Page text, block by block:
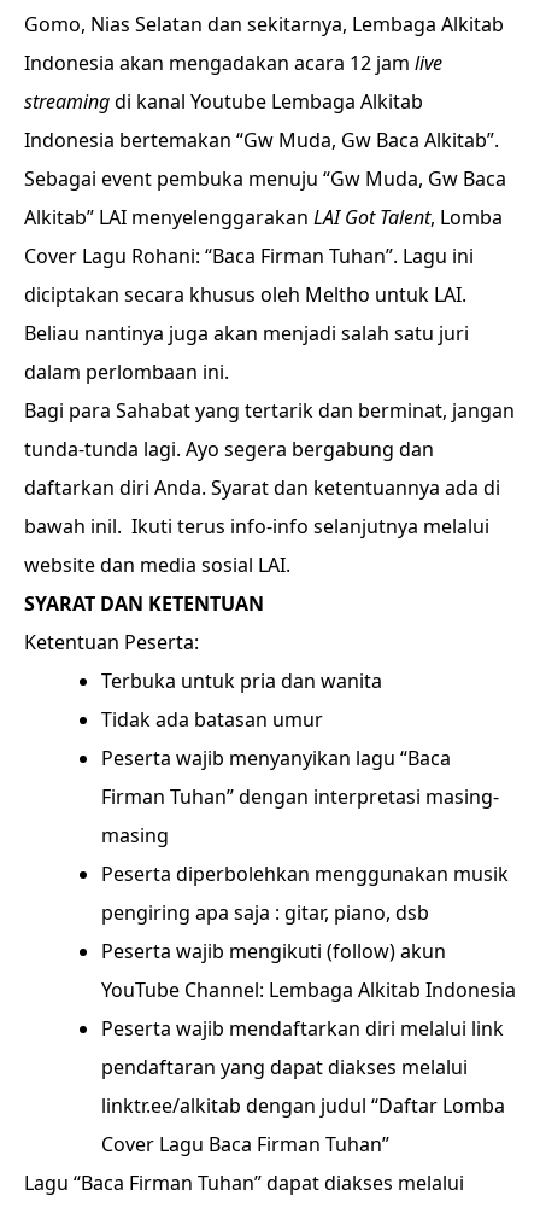
Gomo, Nias Selatan dan sekitarnya, Lembaga Alkitab
Indonesia akan mengadakan acara 12 jam live
streamingdi kanal Youtube Lembaga Alkitab
Indonesia bertemakan “Gw Muda, Gw Baca Alkitab”.
Sebagai event pembuka menuju “Gw Muda, Gw Baca
Alkitab” LAI menyelenggarakan LAI Got Talent, Lomba
Cover Lagu Rohani: “Baca Firman Tuhan”. Lagu ini
diciptakan secara khusus oleh Meltho untuk LAI.
Beliau nantinya juga akan menjadi salah satu juri
dalam perlombaan ini.
Bagi para Sahabat yang tertarik dan berminat, jangan
tunda-tunda lagi. Ayo segera bergabung dan
daftarkan diri Anda. Syarat dan ketentuannya ada di
bawah inil. Ikuti terus info-info selanjutnya melalui
website dan media sosial LAI.
SYARAT DAN KETENTUAN
Ketentuan Peserta:
Terbuka untuk pria dan wanita
Tidak ada batasan umur
Peserta wajib menyanyikan lagu “Baca
Firman Tuhan” dengan interpretasi masing-
masing
Peserta diperbolehkan menggunakan musik
pengiring apa saja : gitar, piano, dsb
Peserta wajib mengikuti (follow) akun
YouTube Channel: Lembaga Alkitab Indonesia
Peserta wajib mendaftarkan diri melalui link
pendaftaran yang dapat diakses melalui
linktr.ee/alkitab dengan judul “Daftar Lomba
Cover Lagu Baca Firman Tuhan”
Lagu “Baca Firman Tuhan” dapat diakses melalui